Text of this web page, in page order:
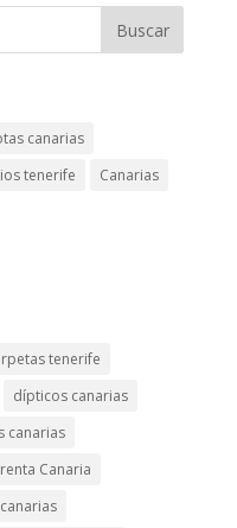
canarias
tenerife
Canarias
tenerife
dípticos canarias
canarias
Canaria